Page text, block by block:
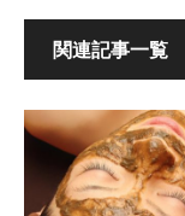
関連記事一覧